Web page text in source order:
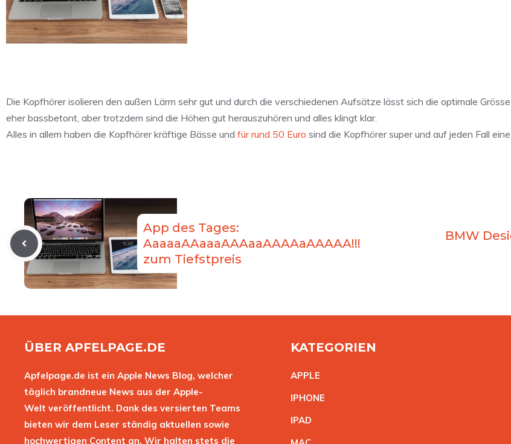
Die Kopfhörer isolieren den außen Lärm sehr gut und durch die verschiedenen Aufsätze lässt sich die optimale
eher bassbetont, aber trotzdem sind die Höhen gut herauszuhören und alles klingt klar.
Alles in allem haben die Kopfhörer kräftige Bässe und für rund 50 Euro sind die Kopfhörer super und auf jeden Fall
App des Tages:
AaaaaAAaaaAAAaaAAAAaAAAAA!!!
zum Tiefstpreis
BMW
ÜBER APFELPAGE.DE
Apfelpage.de ist ein Apple News Blog, welcher
täglich brandneue News aus der Apple-
Welt veröffentlicht. Dank des versierten Teams
bieten wir dem Leser ständig aktuellen sowie
hochwertigen Content an. Wir halten stets die
KATEGORIEN
APPLE
IPHONE
IPAD